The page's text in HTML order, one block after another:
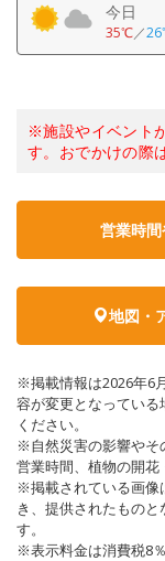
今日
35℃／
※施設やイベント
す。おでかけの際
営業時
地図・
※掲載情報は2026年6
容が変更となってい
ください。
※自然災害の影響やそ
営業時間、植物の開花
※掲載されている画像
き、提供されたもの
す。
※表示料金は消費税8